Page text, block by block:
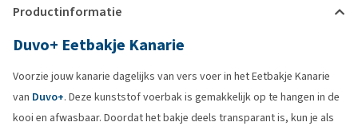
Productinformatie
Duvo+ Eetbakje Kanarie
Voorzie jouw kanarie dagelijks van vers voer in het Eetbakje Kanarie
van Duvo+. Deze kunststof voerbak is gemakkelijk op te hangen in de
kooi en afwasbaar. Doordat het bakje deels transparant is, kun je als